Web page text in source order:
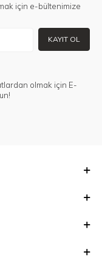
için e-bültenimize
KAYIT OL
olmak için E-